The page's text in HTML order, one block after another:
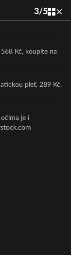
3/5
Kč, koupíte na
pleť, 289 Kč,
je i